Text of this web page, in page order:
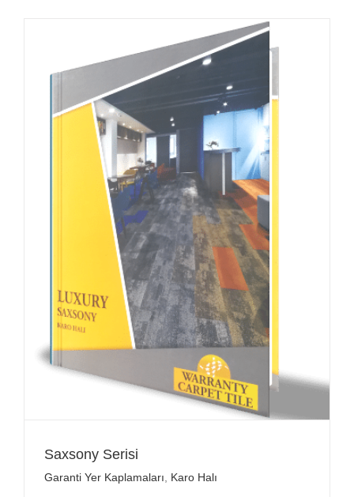
Saxsony Serisi
Garanti Yer Kaplamaları, Karo Halı